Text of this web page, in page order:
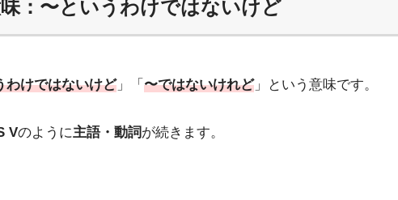
：〜というわけではないけど
わけではないけど」「 〜ではないけれど」という意味です。
Vのように主語・動詞が続きます。